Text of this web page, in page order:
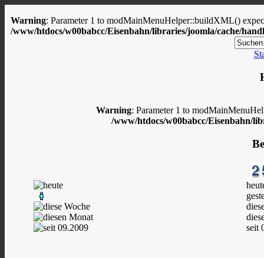
Warning: Parameter 1 to modMainMenuHelper::buildXML()
/www/htdocs/w00babcc/Eisenbahn/libraries/joomla/cache/
Warning: Parameter 1 to
/www/htdocs/w00babcc/Eisenbahn/
seit